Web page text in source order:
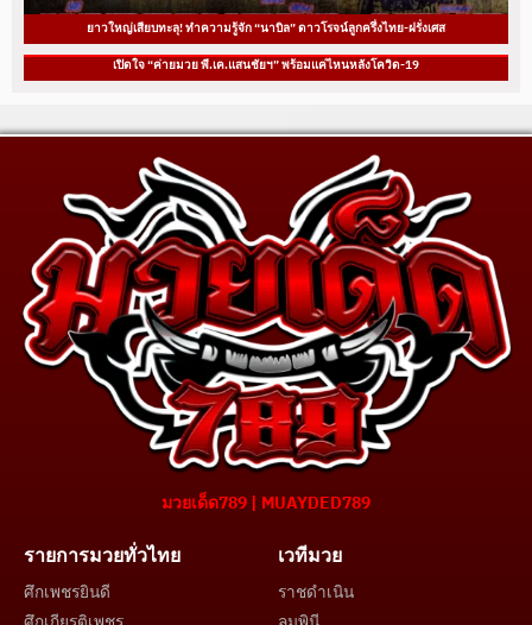
ยาวใหญ่เสียบทะลุ! ทำความรู้จัก “นาบิล” ดาวโรจน์ลูกครึ่งไทย-ฝรั่งเศส
เปิดใจ “ค่ายมวย พี.เค.แสนชัยฯ” พร้อมแค่ไหนหลังโควิด-19
มวยเด็ด789 | MUAYDED789
รายการมวยทั่วไทย
ศึกเพชรยินดี
เวทีมวย
ราชดำเนิน